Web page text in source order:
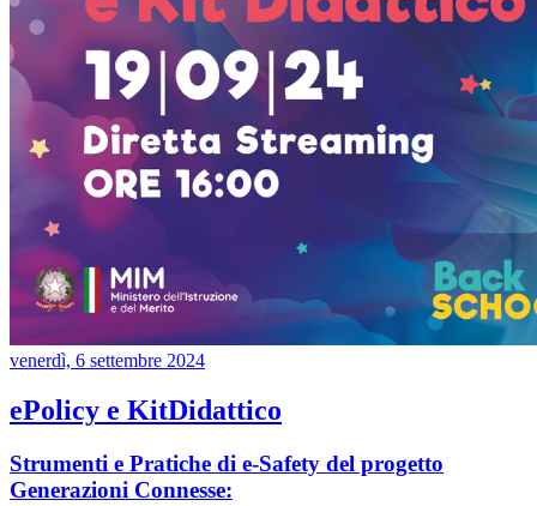
venerdì, 6 settembre 2024
ePolicy e KitDidattico
Strumenti e Pratiche di e-Safety del progetto
Generazioni Connesse: